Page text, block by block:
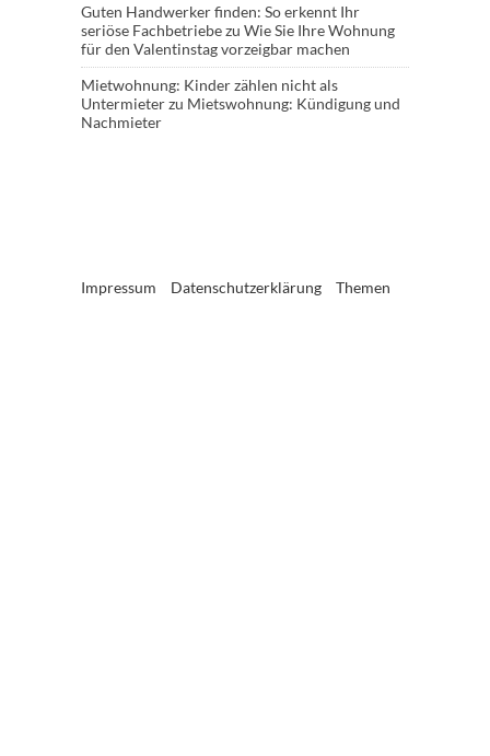
Guten Handwerker finden: So erkennt Ihr
seriöse Fachbetriebezu Wie Sie Ihre Wohnung
für den Valentinstag vorzeigbar machen
Mietwohnung: Kinder zählen nicht als
Untermieterzu Mietswohnung: Kündigung und
Nachmieter
Impressum Datenschutzerklärung Themen